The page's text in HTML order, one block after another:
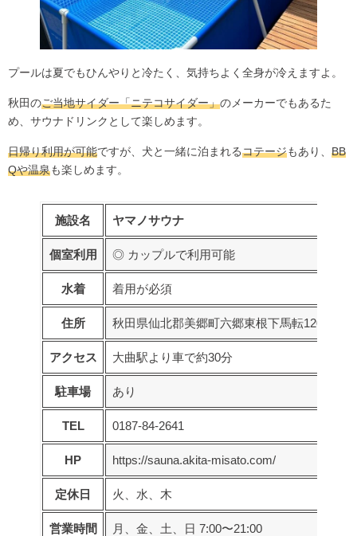
プールは夏でもひんやりと冷たく、気持ちよく全身が冷えますよ。
秋田のご当地サイダー「ニテコサイダー」のメーカーでもあるた
め、サウナドリンクとして楽しめます。
日帰り利用が可能ですが、犬と一緒に泊まれるコテージもあり、 BB
Qや温泉も楽しめます。
施設名 ヤマノサウナ
個室利用 ◎ カップルで利用可能
水着 着用が必須
住所 秋田県仙北郡美郷町六郷東根下馬転120
アクセス 大曲駅より車で約30分
駐車場 あり
TEL 0187-84-2641
HP https://sauna.akita-misato.com/
定休日 火、水、木
営業時間 月、金、土、日 7:00〜21:00